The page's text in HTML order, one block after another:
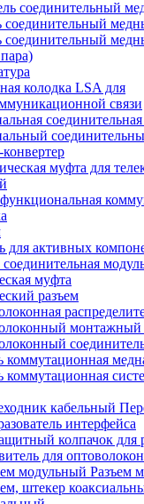
соединительный
соединительный
колодка LSA для
связи
муфта для
для активных
муфта
разъем
коммутационная
коммутационная
интерфейса
колпачок для
для
Разъем